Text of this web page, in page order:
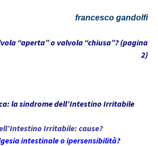
francesco gandolfi
“aperta” o valvola “chiusa”? (pagina
2)
la sindrome dell’Intestino Irritabile
Irritabile: cause?
intestinale o ipersensibilità?